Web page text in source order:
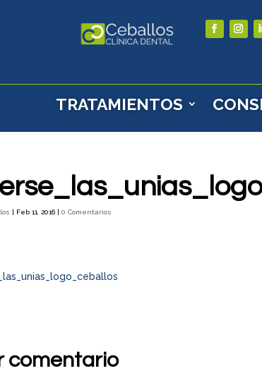
TRATAMIENTOS
| Feb 11, 2016 |0 Comentarios
comentario